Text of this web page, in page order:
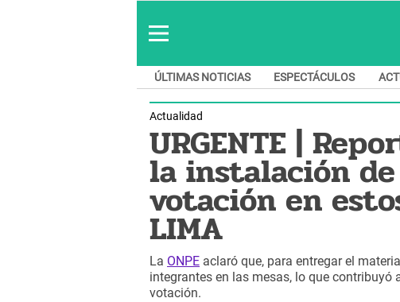
ÚLTIMAS NOTICIAS ESPECTÁCULOS
Actualidad
URGENTE |
la instalación de
votación en
LIMA
La ONPE aclaró que, para entregar el
integrantes en las mesas, lo que
votación.